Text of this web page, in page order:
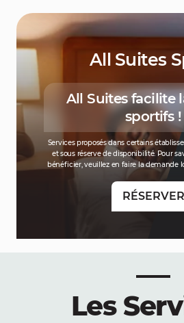
All Suites
All Suites facilite
sportifs !
Services proposés dans certains
et sous réserve de disponibilité. Pour
bénéficier, veuillez en faire la demande
RÉSERVER
Les